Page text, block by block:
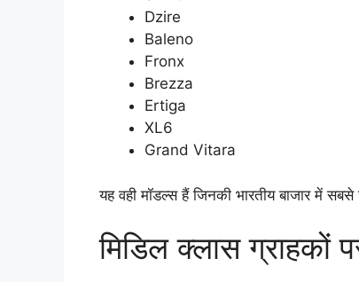
Dzire
Baleno
Fronx
Brezza
Ertiga
XL6
Grand Vitara
यह वही मॉडल्स हैं जिनकी भारतीय बाजार में
मिडिल क्लास ग्राहकों